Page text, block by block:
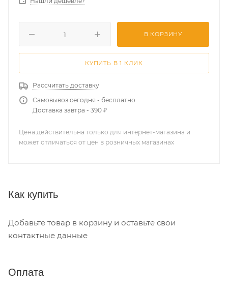
В КОРЗИНУ
КУПИТЬ В 1 КЛИК
Рассчитать доставку
Самовывоз сегодня - бесплатно
Доставка завтра - 390 ₽
Цена действительна только для интернет-магазина и
может отличаться от цен в розничных магазинах
Как купить
Добавьте товар в корзину и оставьте свои
контактные данные
Оплата